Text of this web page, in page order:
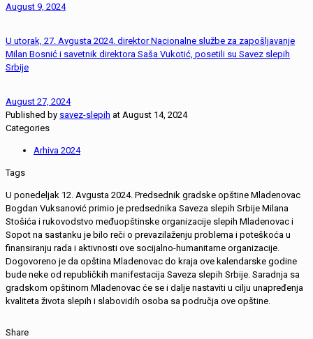
August 9, 2024
U utorak, 27. Avgusta 2024. direktor Nacionalne službe za zapošljavanje
Milan Bosnić i savetnik direktora Saša Vukotić, posetili su Savez slepih
Srbije
August 27, 2024
Published by savez-slepih at August 14, 2024
Categories
Arhiva 2024
Tags
U ponedeljak 12. Avgusta 2024. Predsednik gradske opštine Mladenovac
Bogdan Vuksanović primio je predsednika Saveza slepih Srbije Milana
Stošića i rukovodstvo međuopštinske organizacije slepih Mladenovac i
Sopot na sastanku je bilo reči o prevazilaženju problema i poteškoća u
finansiranju rada i aktivnosti ove socijalno-humanitarne organizacije.
Dogovoreno je da opština Mladenovac do kraja ove kalendarske godine
bude neke od republičkih manifestacija Saveza slepih Srbije. Saradnja sa
gradskom opštinom Mladenovac će se i dalje nastaviti u cilju unapređenja
kvaliteta života slepih i slabovidih osoba sa područja ove opštine.
Share